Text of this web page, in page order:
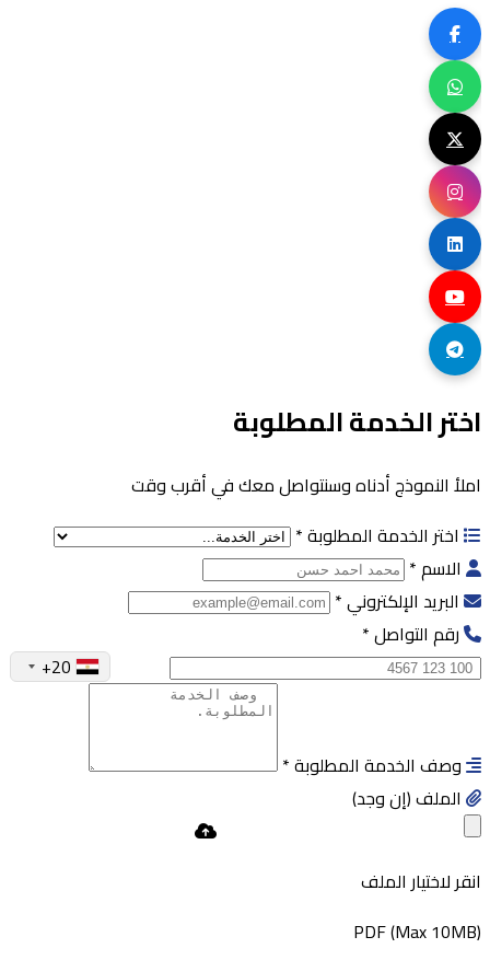
اختر الخدمة المطلوبة
املأ النموذج أدناه وسنتواصل معك في أقرب وقت
اختر الخدمة المطلوبة*
الاسم*
البريد الإلكتروني*
رقم التواصل*
+20
وصف الخدمة المطلوبة*
الملف (إن وجد)
انقر لاختيار الملف
PDF (Max 10MB)